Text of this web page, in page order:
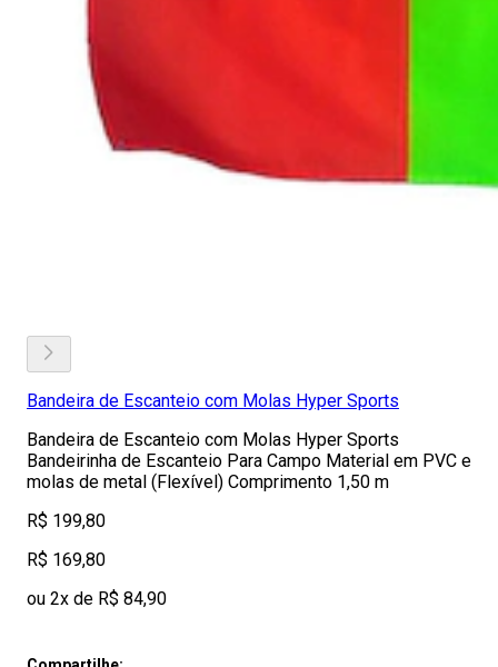
Bandeira de Escanteio com Molas Hyper Sports
Bandeira de Escanteio com Molas Hyper Sports
Bandeirinha de Escanteio Para Campo Material em PVC e
molas de metal (Flexível) Comprimento 1,50 m
R$ 199,80
R$ 169,80
ou 2x de R$ 84,90